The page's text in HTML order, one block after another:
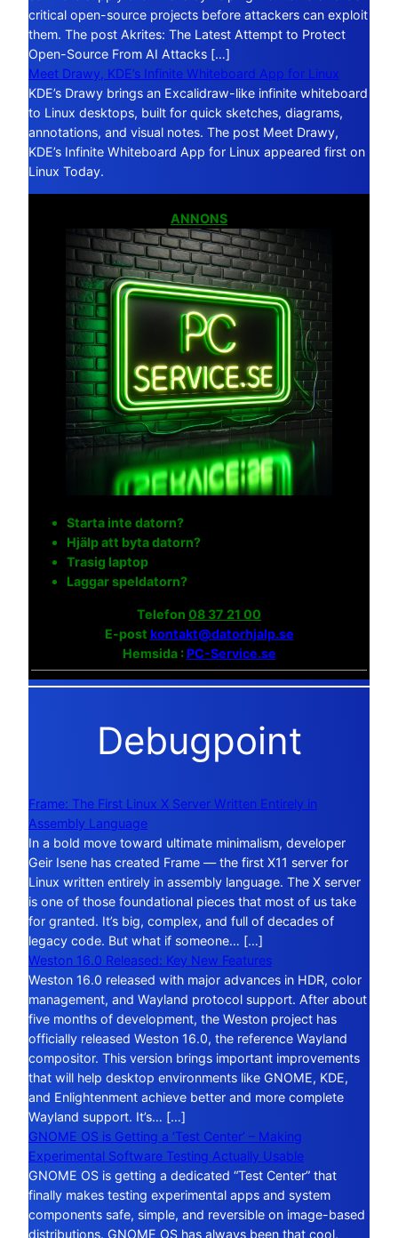
critical open-source projects before attackers can exploit
them. The post Akrites: The Latest Attempt to Protect
Open-Source From AI Attacks […]
Meet Drawy, KDE’s Infinite Whiteboard App for Linux
KDE’s Drawy brings an Excalidraw-like infinite whiteboard
to Linux desktops, built for quick sketches, diagrams,
annotations, and visual notes. The post Meet Drawy,
KDE’s Infinite Whiteboard App for Linux appeared first on
Linux Today.
ANNONS
Starta inte datorn?
Hjälp att byta datorn?
Trasig laptop
Laggar speldatorn?
Telefon 08 37 21 00
E-post kontakt@datorhjalp.se
Hemsida :PC-Service.se
Debugpoint
Frame: The First Linux X Server Written Entirely in
Assembly Language
In a bold move toward ultimate minimalism, developer
Geir Isene has created Frame — the first X11 server for
Linux written entirely in assembly language. The X server
is one of those foundational pieces that most of us take
for granted. It’s big, complex, and full of decades of
legacy code. But what if someone… […]
Weston 16.0 Released: Key New Features
Weston 16.0 released with major advances in HDR, color
management, and Wayland protocol support. After about
five months of development, the Weston project has
officially released Weston 16.0, the reference Wayland
compositor. This version brings important improvements
that will help desktop environments like GNOME, KDE,
and Enlightenment achieve better and more complete
Wayland support. It’s… […]
GNOME OS is Getting a ‘Test Center’ – Making
Experimental Software Testing Actually Usable
GNOME OS is getting a dedicated “Test Center” that
finally makes testing experimental apps and system
components safe, simple, and reversible on image-based
distributions. GNOME OS has always been that cool,